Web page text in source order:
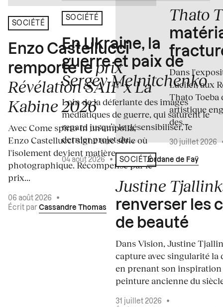
SOCIÉTÉ
Enzo Castellucci
remporte le prix
Révélation SAIF x La
Kabine 2026
Avec Come spirto in un'ampolla,
Enzo Castellucci signe une série où
l'isolement devient matière
photographique. Récompensé par le
prix...
06 août 2026
•
Écrit par Cassandre Thomas
SOCIÉTÉ
En Ukraine, la
guerre et paix de
Sergey Melnitchenko
Loin de la déferlante des images
médiatiques de guerre, qui saturent le
regard jusqu’à le désensibiliser, le
dernier projet du...
04 août 2026 • Écrit par Jordane de Faÿ
SOCIÉTÉ
Justine
renverser les
de beauté
Dans Vision, Justine
capture avec singularité la
en prenant son inspiration
peinture ancienne du
31 juillet 2026
•
Thato
Dans
Lucifer, aux
Thato Toeba
artistique
des...
30 juillet 2026